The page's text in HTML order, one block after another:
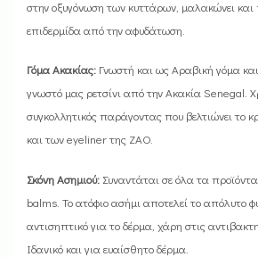
στην οξυγόνωση των κυττάρων, μαλακώνει και
επιδερμίδα από την αφυδάτωση.
Γόμα Ακακίας: Γνωστή και ως Αραβική γόμα
γνωστό μας ρετσίνι από την Ακακία Senegal.
συγκολλητικός παράγοντας που βελτιώνει το
και των eyeliner της ZAO.
Σκόνη Ασημιού: Συναντάται σε όλα τα
balms. Το ατόφιο ασήμι αποτελεί το απόλυτο
αντισηπτικό για το δέρμα, χάρη στις
Ιδανικό και για ευαίσθητο δέρμα.